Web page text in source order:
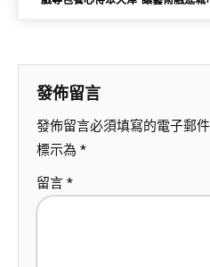
發佈留言
發佈留言必須填寫的電子郵
標示為 *
留言 *